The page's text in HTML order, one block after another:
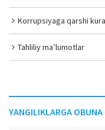
Korrupsiyaga qarshi
Tahliliy ma’lumotlar
YANGILIKLARGA OBUNA